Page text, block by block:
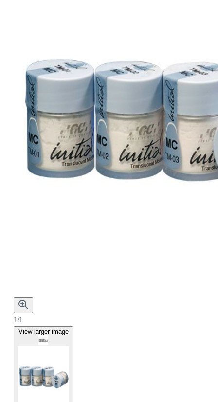
1/1
View larger image